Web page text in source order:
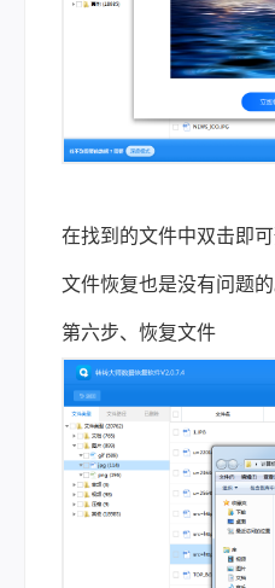
在找到的文件中双击即
文件恢复也是没有问题
第六步、恢复文件